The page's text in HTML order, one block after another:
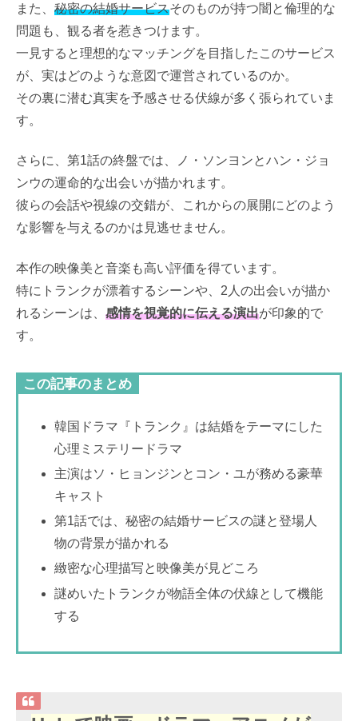
また、 秘密の結婚サービスそのものが持つ闇と倫理的な
問題も、観る者を惹きつけます。
一見すると理想的なマッチングを目指したこのサービス
が、実はどのような意図で運営されているのか。
その裏に潜む真実を予感させる伏線が多く張られていま
す。
さらに、第1話の終盤では、ノ・ソンヨンとハン・ジョ
ンウの運命的な出会いが描かれます。
彼らの会話や視線の交錯が、これからの展開にどのよう
な影響を与えるのかは見逃せません。
本作の映像美と音楽も高い評価を得ています。
特にトランクが漂着するシーンや、2人の出会いが描か
れるシーンは、 感情を視覚的に伝える演出が印象的で
す。
この記事のまとめ
韓国ドラマ『トランク』は結婚をテーマにした
心理ミステリードラマ
主演はソ・ヒョンジンとコン・ユが務める豪華
キャスト
第1話では、秘密の結婚サービスの謎と登場人
物の背景が描かれる
緻密な心理描写と映像美が見どころ
謎めいたトランクが物語全体の伏線として機能
する